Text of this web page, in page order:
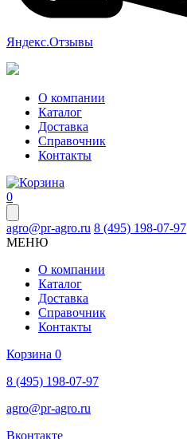
Яндекс.Отзывы
О компании
Каталог
Доставка
Справочник
Контакты
0
agro@pr-agro.ru 8 (495) 198-07-97
МЕНЮ
О компании
Каталог
Доставка
Справочник
Контакты
Корзина 0
8 (495) 198-07-97
agro@pr-agro.ru
Вконтакте